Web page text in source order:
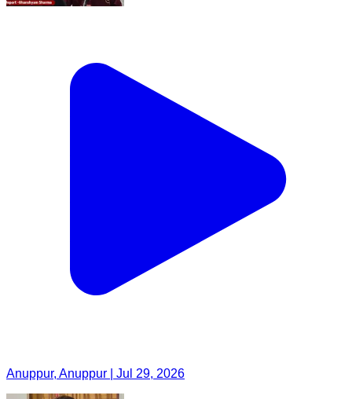
Anuppur, Anuppur | Jul 29, 2026